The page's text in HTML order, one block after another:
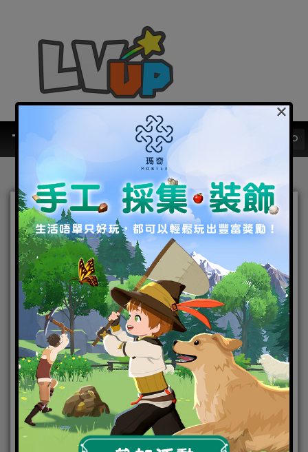
宇多田光第 8 張錄音室專輯
及線上演唱會公開 熱門單
曲“君に夢中”音樂視頻今天
發布
2021-12-10 |焦點新聞
×